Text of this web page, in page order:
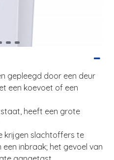
gepleegd door een deur
een koevoet of een
heeft een grote
krijgen slachtoffers te
inbraak; het gevoel van